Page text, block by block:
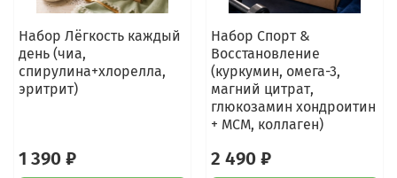
Набор Лёгкость каждый
день (чиа,
спирулина+хлорелла,
эритрит)
1 390 ₽
Набор Спорт &
Восстановление
(куркумин, омега-3,
магний цитрат,
глюкозамин хондроитин
+ МСМ, коллаген)
2 490 ₽